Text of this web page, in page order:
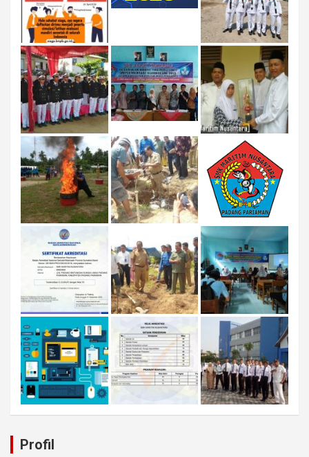
Profil